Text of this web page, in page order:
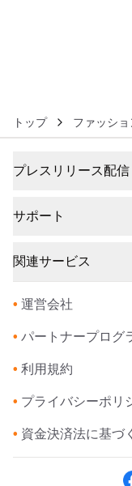
トップ ファッシ
プレスリリース配信
サポート
関連サービス
• 運営会社
• パートナープログ
• 利用規約
• プライバシーポリ
• 資金決済法に基づ